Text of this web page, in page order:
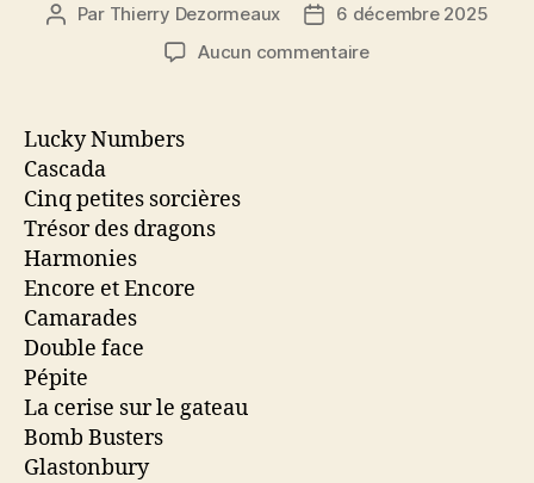
Auteur
Par Thierry Dezormeaux
Date6 décembre 2025
Aucun commentairesur
Lucky Numbers
Cascada
Cinq petites sorcières
Trésor des dragons
Harmonies
Encore et Encore
Camarades
Double face
Pépite
La cerise sur le gateau
Bomb Busters
Glastonbury